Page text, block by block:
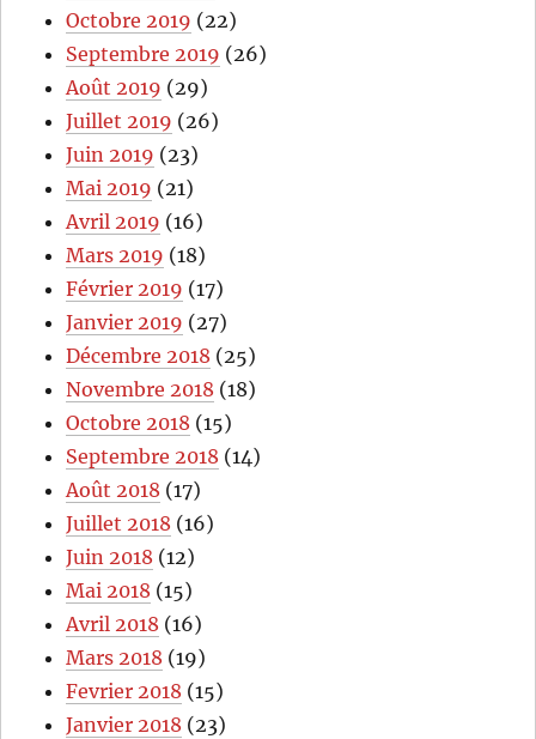
Octobre 2019 (22)
Septembre 2019 (26)
Août 2019 (29)
Juillet 2019 (26)
Juin 2019 (23)
Mai 2019 (21)
Avril 2019 (16)
Mars 2019 (18)
Février 2019 (17)
Janvier 2019 (27)
Décembre 2018 (25)
Novembre 2018 (18)
Octobre 2018 (15)
Septembre 2018 (14)
Août 2018 (17)
Juillet 2018 (16)
Juin 2018 (12)
Mai 2018 (15)
Avril 2018 (16)
Mars 2018 (19)
Fevrier 2018 (15)
Janvier 2018 (23)